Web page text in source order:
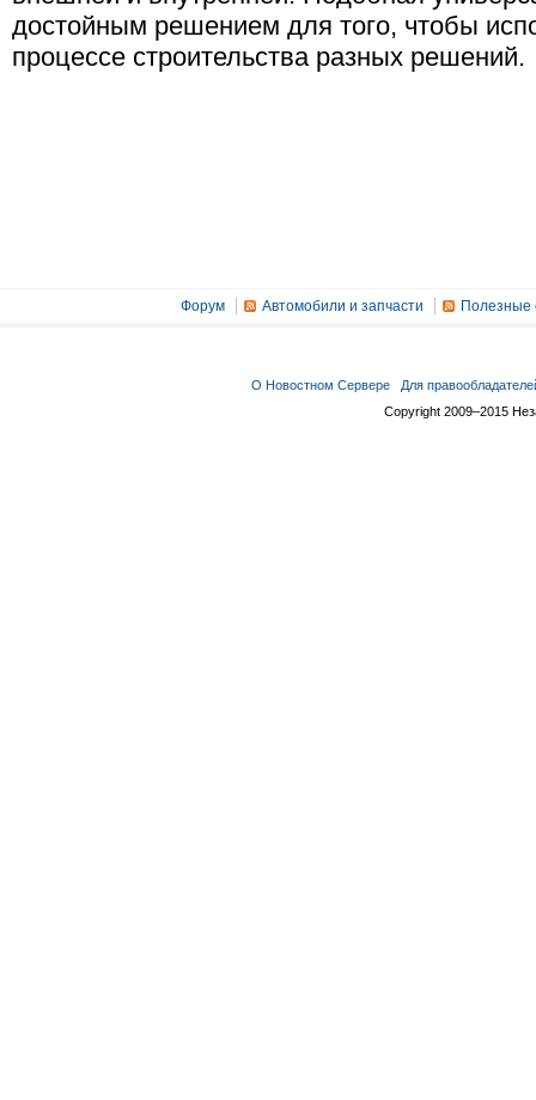
достойным решением для того, чтобы
процессе строительства разных решений.
Форум Автомобили и запчасти Полезные
О Новостном Сервере
Для
Copyright 2009–2015